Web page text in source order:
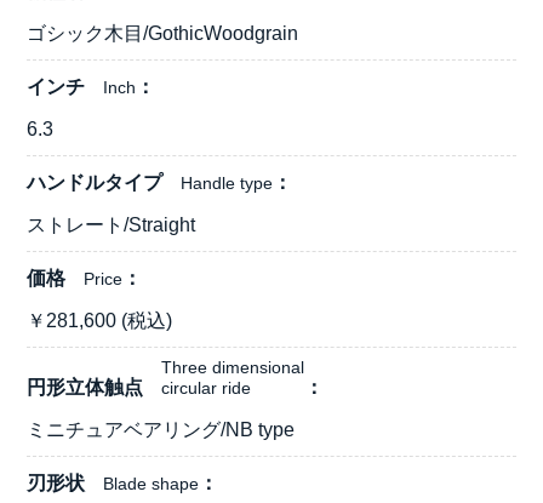
ゴシック木目/GothicWoodgrain
インチ Inch
6.3
ハンドルタイプ Handle type
ストレート/Straight
価格 Price
￥ 281,600 (税込)
円形立体触点
Three dimensional
circular ride
ミニチュアベアリング/NB type
刃形状 Blade shape